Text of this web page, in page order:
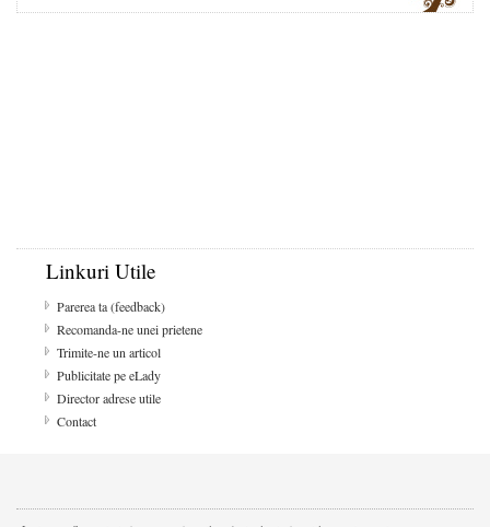
Linkuri Utile
Parerea ta (feedback)
Recomanda-ne unei prietene
Trimite-ne un articol
Publicitate pe eLady
Director adrese utile
Contact